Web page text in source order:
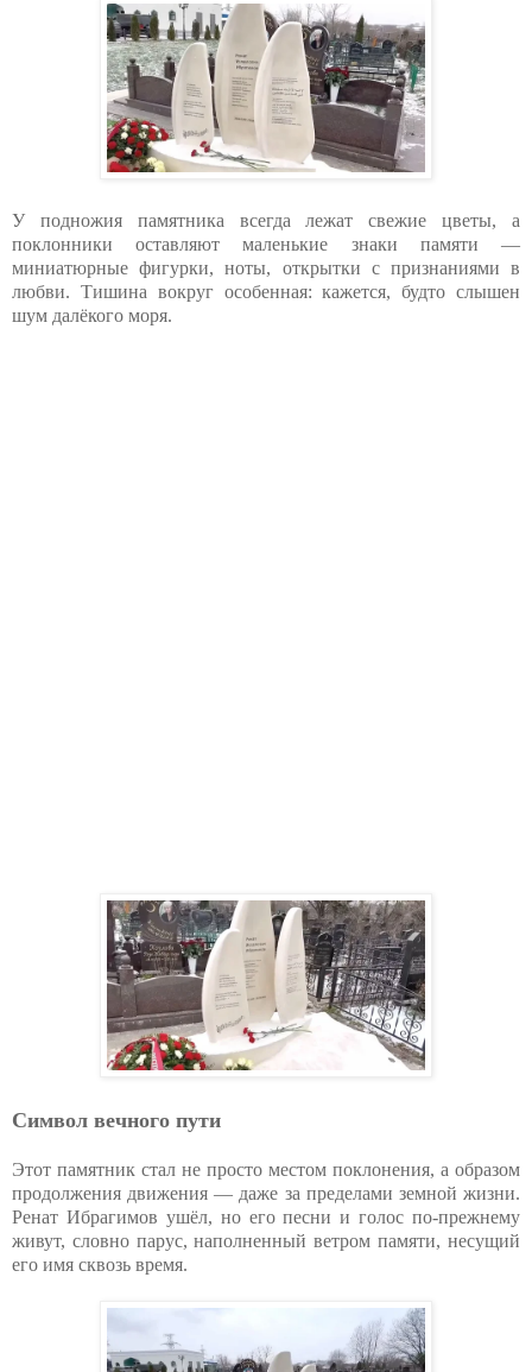
У подножия памятника всегда лежат свежие цветы, а
поклонники оставляют маленькие знаки памяти —
миниатюрные фигурки, ноты, открытки с признаниями в
любви. Тишина вокруг особенная: кажется, будто слышен
шум далёкого моря.
Символ вечного пути
Этот памятник стал не просто местом поклонения, а образом
продолжения движения — даже за пределами земной жизни.
Ренат Ибрагимов ушёл, но его песни и голос по-прежнему
живут, словно парус, наполненный ветром памяти, несущий
его имя сквозь время.